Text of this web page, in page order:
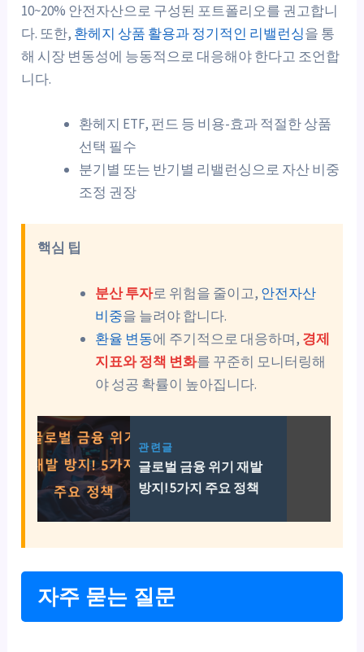
10~20% 안전자산으로 구성된 포트폴리오를 권고합니
다. 또한, 환헤지 상품 활용과 정기적인 리밸런싱을 통
해 시장 변동성에 능동적으로 대응해야 한다고 조언합
니다.
환헤지 ETF, 펀드 등 비용-효과 적절한 상품
선택 필수
분기별 또는 반기별 리밸런싱으로 자산 비중
조정 권장
핵심 팁
분산 투자로 위험을 줄이고, 안전자산
비중을 늘려야 합니다.
환율 변동에 주기적으로 대응하며, 경제
지표와 정책 변화를 꾸준히 모니터링해
야 성공 확률이 높아집니다.
관련글
글로벌 금융 위기 재발
방지! 5가지 주요 정책
자주 묻는 질문